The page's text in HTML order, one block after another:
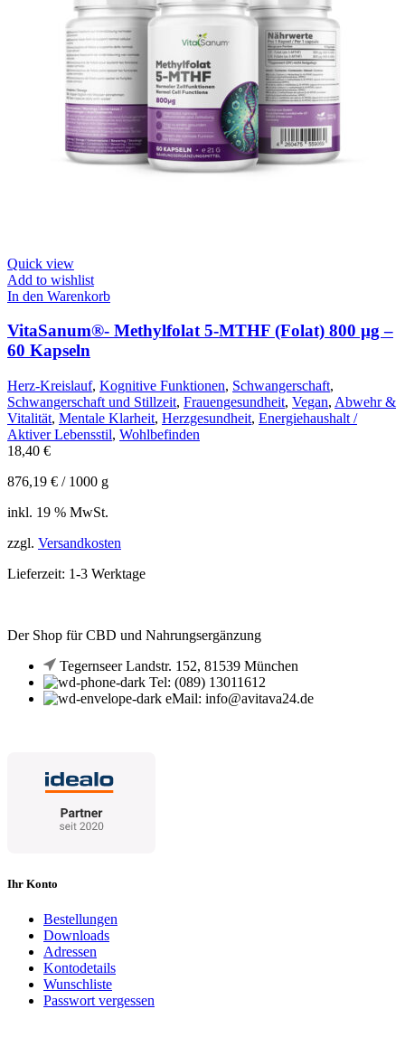
Quick view
Add to wishlist
In den Warenkorb
VitaSanum®- Methylfolat 5-MTHF (Folat) 800 µg –
60 Kapseln
Herz-Kreislauf, Kognitive Funktionen, Schwangerschaft,
Schwangerschaft und Stillzeit, Frauengesundheit, Vegan, Abwehr &
Vitalität, Mentale Klarheit, Herzgesundheit, Energiehaushalt /
Aktiver Lebensstil, Wohlbefinden
18,40 €
876,19 € / 1000 g
inkl. 19 % MwSt.
zzgl. Versandkosten
Lieferzeit: 1-3 Werktage
Der Shop für CBD und Nahrungsergänzung
Tegernseer Landstr. 152, 81539 München
Tel: (089) 13011612
eMail: info@avitava24.de
Ihr Konto
Bestellungen
Downloads
Adressen
Kontodetails
Wunschliste
Passwort vergessen